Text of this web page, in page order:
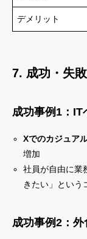
デメリット
7. 成功・失
成功事例1：IT
Xでのカジュア
増加
社員が自由に業
きたい」という
成功事例2：